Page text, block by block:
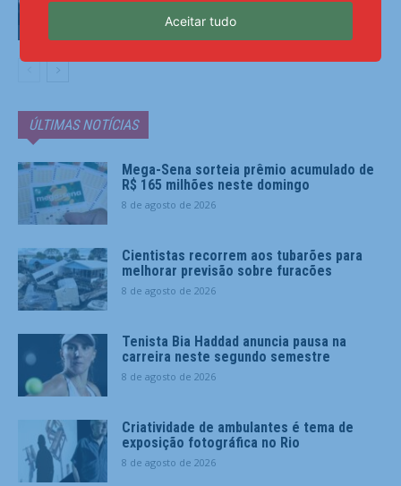
ÚLTIMAS NOTÍCIAS
Mega-Sena sorteia prêmio acumulado de
R$ 165 milhões neste domingo
8 de agosto de 2026
Cientistas recorrem aos tubarões para
melhorar previsão sobre furacões
8 de agosto de 2026
Tenista Bia Haddad anuncia pausa na
carreira neste segundo semestre
8 de agosto de 2026
Criatividade de ambulantes é tema de
exposição fotográfica no Rio
8 de agosto de 2026
Aceitar tudo